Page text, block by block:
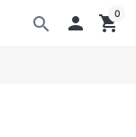
search  shopping_cart
0